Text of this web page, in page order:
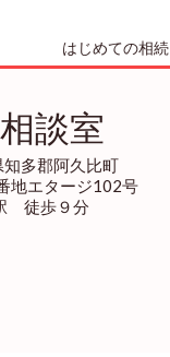
はじめての相続
談室
多郡阿久比町
地エタージ102号
徒歩９分